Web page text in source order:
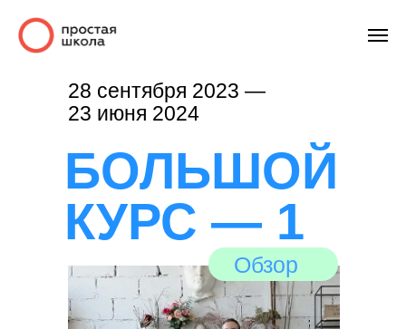
БОЛЬШОЙ
КУРС — 1
Обзор
28 сентября 2023 —
23 июня 2024